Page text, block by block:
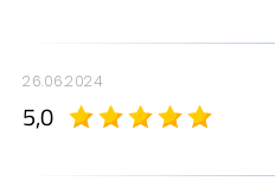
26.06.2024
5,0